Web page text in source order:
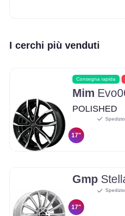
I cerchi più venduti
Consegna rapida
Mim
POLISHED
17"
Gmp
17"